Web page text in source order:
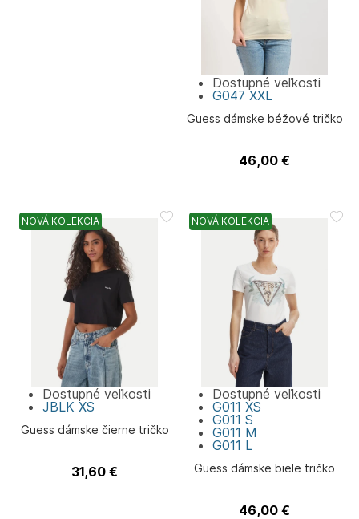
Guess dámske béžové tričko
46,00 €
Dostupné veľkosti
G047 XXL
NOVÁ KOLEKCIA
Guess dámske čierne tričko
31,60 €
Dostupné veľkosti
JBLK XS
NOVÁ KOLEKCIA
Guess dámske biele tričko
46,00 €
Dostupné veľkosti
G011 XS
G011 S
G011 M
G011 L